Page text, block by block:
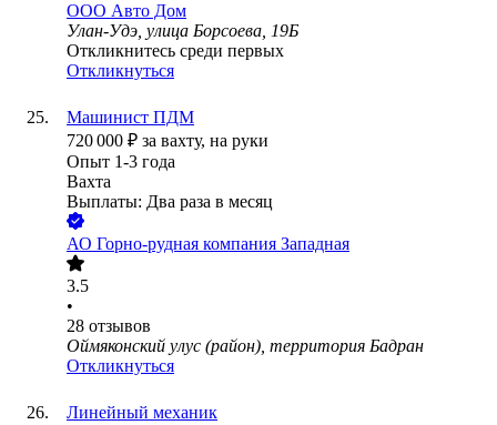
ООО Авто Дом
Улан-Удэ, улица Борсоева, 19Б
Откликнитесь среди первых
Откликнуться
Машинист ПДМ
720 000 ₽ за вахту, на руки
Опыт 1-3 года
Вахта
Выплаты: Два раза в месяц
АО Горно-рудная компания Западная
3.5
•
28 отзывов
Оймяконский улус (район), территория Бадран
Откликнуться
Линейный механик